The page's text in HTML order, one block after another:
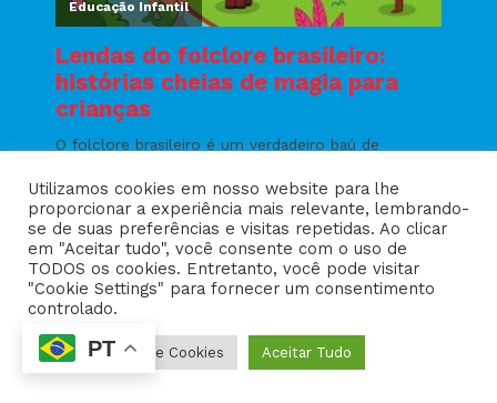
Utilizamos cookies em nosso website para lhe
proporcionar a experiência mais relevante, lembrando-
se de suas preferências e visitas repetidas. Ao clicar
em "Aceitar tudo", você consente com o uso de
TODOS os cookies. Entretanto, você pode visitar
"Cookie Settings" para fornecer um consentimento
controlado.
Configurações de Cookies Aceitar Tudo
PT